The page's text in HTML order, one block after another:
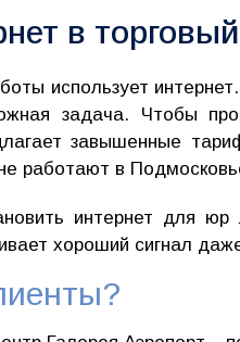
в
использует
задача. Чтобы
завышенные
работают в
интернет для
хороший сигнал